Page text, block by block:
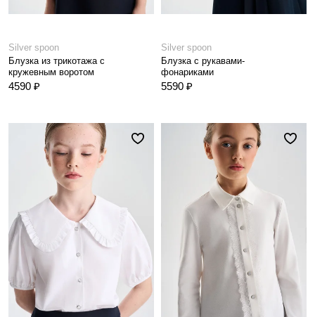
Silver spoon
Блузка из трикотажа с
кружевным воротом
4590 ₽
Silver spoon
Блузка с рукавами-
фонариками
5590 ₽